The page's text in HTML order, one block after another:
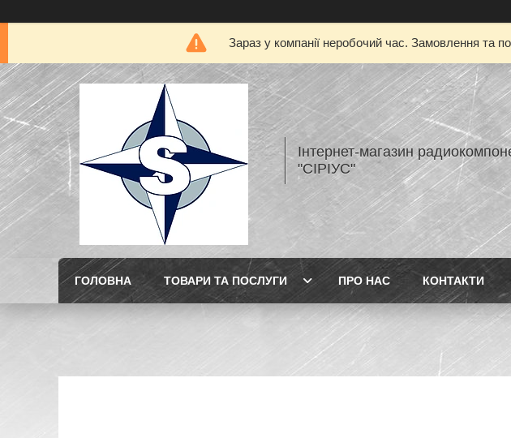
Зараз у компанії неробочий час. Замовлення та
Інтернет-магазин
"СІРІУС"
ГОЛОВНА ТОВАРИ ТА ПОСЛУГИ ПРО НАС КОНТАКТИ